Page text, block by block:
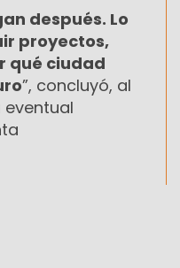
después. Lo
proyectos,
qué ciudad
”, concluyó, al